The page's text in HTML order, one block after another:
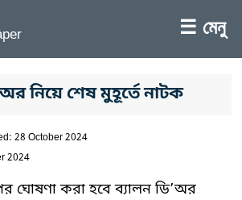
☰ মেনু
নিয়ে শেষ মুহূর্তে নাটক
28 October 2024
2024
ঘোষণা করা হবে ব্যালন ডি’অর